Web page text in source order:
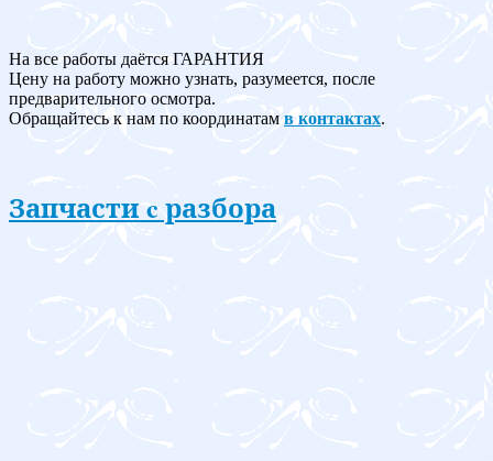
На все работы даётся ГАРАНТИЯ
Цену на работу можно узнать, разумеется, после
предварительного осмотра.
Обращайтесь к нам по координатам в контактах.
Запчасти c разбора